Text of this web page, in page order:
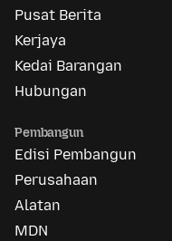
Pusat Berita
Kerjaya
Kedai Barangan
Hubungan
Pembangun
Edisi Pembangun
Perusahaan
Alatan
MDN